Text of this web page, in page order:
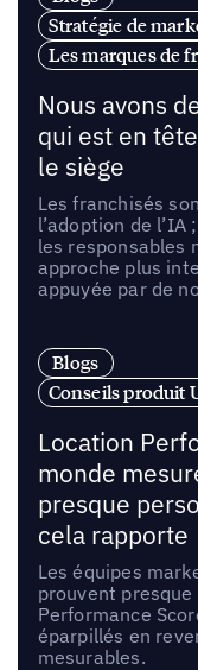
Stratégie de
Les marques de
Nous avons
qui est en
le siège
Les franchisés
l’adoption de l’IA
les responsables
approche plus
appuyée par de
Blogs
Conseils produit
Location
monde
presque
cela rapporte
Les équipes
prouvent
Performance
éparpillés en
mesurables.